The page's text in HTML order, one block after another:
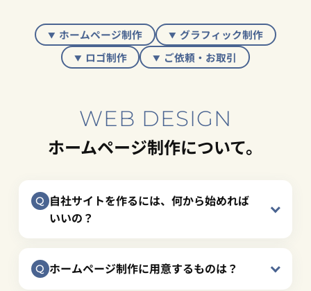
ホームページ制作
グラフィック制作
ロゴ制作
ご依頼・お取引
WEB DESIGN
ホームページ制作について。
自社サイトを作るには、何から始めれば
いいの？
ホームページ制作に用意するものは？